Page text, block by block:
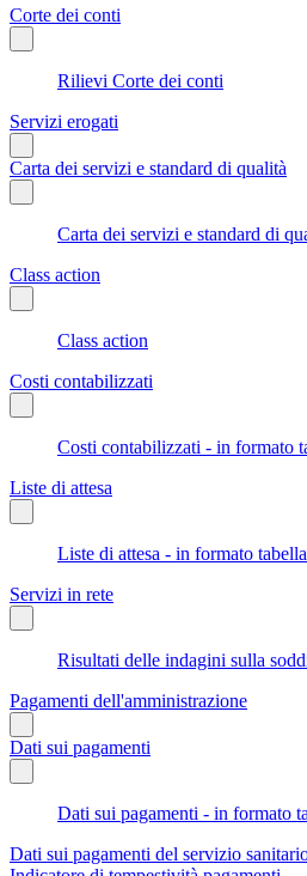
Corte dei conti
Rilievi Corte dei conti
Servizi erogati
Carta dei servizi e standard di qualità
Carta dei servizi e standard di
Class action
Class action
Costi contabilizzati
Costi contabilizzati - in formato
Liste di attesa
Liste di attesa - in formato
Servizi in rete
Risultati delle indagini sulla
Pagamenti dell'amministrazione
Dati sui pagamenti
Dati sui pagamenti - in formato
Dati sui pagamenti del servizio